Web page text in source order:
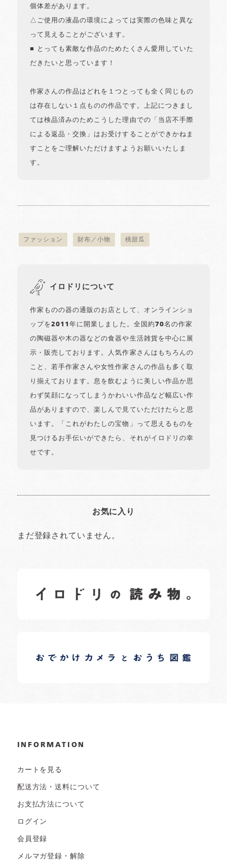
個体差があります。
△ご使用の液晶の環境によっては実際の色味と異な
って見えることがございます。
■ とっても素敵な作品のためたくさん愛用していた
だきたいと思っています！
作家さんの作品はどれを１つとっても全く同じもの
は存在しない１点ものの作品です。上記につきまし
ては検品済みのためこうした理由での「当店不手際
による返品・交換」はお受けすることができかねま
すことをご理解いただけますようお願いいたしま
す。
ファッション 財布／小物 桃甜瓜
イロドリについて
作家ものの器の通販のお店として、オンラインショ
ップを2011年に開業しました。全国約70名の作家
の陶磁器や木の器などの食器や生活雑貨を中心に展
示・販売しております。人気作家さんはもちろんの
こと、若手作家さんや女性作家さんの作品も多く取
り揃えております。息を飲むように美しい作品か思
わず笑顔になってしまうかわいい作品など幅広い作
品がありますので、楽しんで見ていただけたらと思
います。「これがわたしの宝物」って思えるものを
見つけるお手伝いができたら、それがイロドリの幸
せです。
お気に入り
まだ登録されていません。
日常の様子など随時更新中です。
日常の様子など随時更新中です。
INFORMATION
カートを見る
配送方法・送料について
お支払方法について
ログイン
会員登録
メルマガ登録・解除